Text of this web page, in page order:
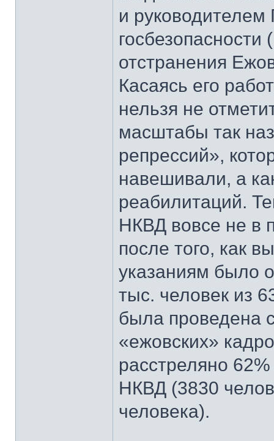
и руководителем
отстранения
Касаясь его
нельзя не
масштабы так
репрессий»,
навешивали, а
реабилитаций.
НКВД вовсе не в
после того, как
указаниям было
тыс. человек из
была проведена
«ежовских»
расстреляно
НКВД (3830
человека).